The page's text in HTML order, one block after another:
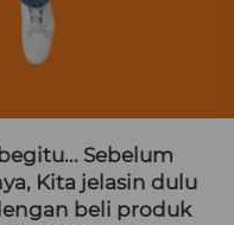
Sebelum
Kita jelasin dulu
beli produk